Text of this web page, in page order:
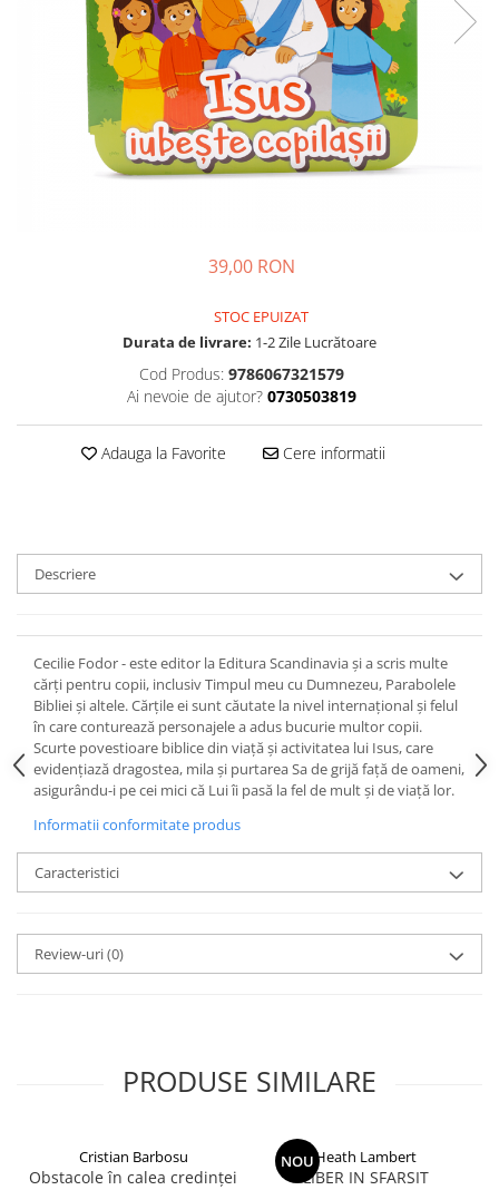
Prietenie, Logodnă și Căsătorie
Cărți de Colorat
Conducerea și Păstorirea Bisericii
Lucrarea cu Copiii și Tinerii
Romane, Nuvele și Povestiri
Reviste
Poezii
39,00 RON
STOC EPUIZAT
Durata de livrare: 1-2 Zile Lucrătoare
Cod Produs: 9786067321579
Ai nevoie de ajutor? 0730503819
Adauga la Favorite Cere informatii
Descriere
Cecilie Fodor - este editor la Editura Scandinavia și a scris multe
cărți pentru copii, inclusiv Timpul meu cu Dumnezeu, Parabolele
Bibliei și altele. Cărțile ei sunt căutate la nivel internațional și felul
în care conturează personajele a adus bucurie multor copii.
Scurte povestioare biblice din viață și activitatea lui Isus, care
evidențiază dragostea, mila și purtarea Sa de grijă față de oameni,
asigurându-i pe cei mici că Lui îi pasă la fel de mult și de viață lor.
Informatii conformitate produs
Caracteristici
Review-uri(0)
PRODUSE SIMILARE
Cristian Barbosu
Obstacole în calea credinței
NOUHeath Lambert
LIBER IN SFARSIT